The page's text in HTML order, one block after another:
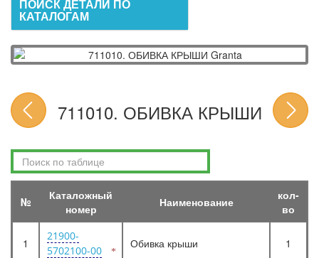
ПОИСК ДЕТАЛИ ПО
КАТАЛОГАМ
711010. ОБИВКА КРЫШИ
№
Каталожный
номер
Наименование
кол-
во
1
21900-
5702100-00
Обивка крыши 1